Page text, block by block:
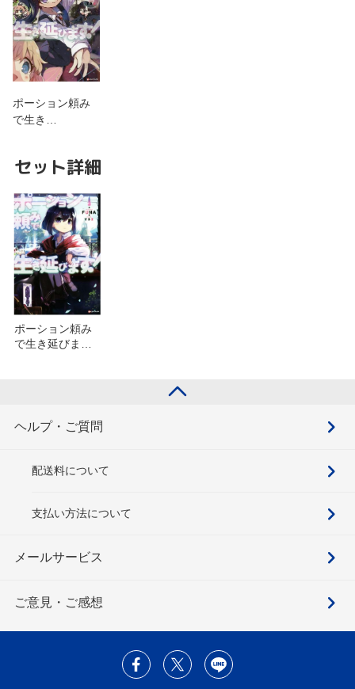
ポーション頼み
で生き…
セット詳細
ポーション頼み
で生き延びま
ヘルプ・ご質問
配送料について
支払い方法について
メールサービス
ご意見・ご感想